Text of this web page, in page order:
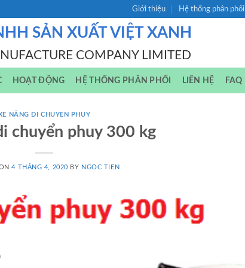
Giới thiệu Hệ thống phân phối
SẢN XUẤT VIỆT XANH
COMPANY LIMITED
HOẠT ĐỘNG HỆ THỐNG PHÂN PHỐI LIÊN HỆ FAQ
NÂNG DI CHUYEN PHUY
chuyển phuy 300 kg
ON4 THÁNG 4, 2020 BY NGOC TIEN